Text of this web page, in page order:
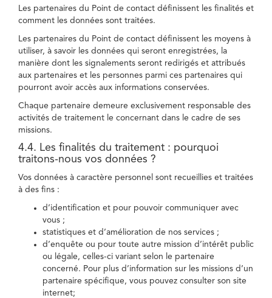
Les partenaires du Point de contact définissent les finalités et
comment les données sont traitées.
Les partenaires du Point de contact définissent les moyens à
utiliser, à savoir les données qui seront enregistrées, la
manière dont les signalements seront redirigés et attribués
aux partenaires et les personnes parmi ces partenaires qui
pourront avoir accès aux informations conservées.
Chaque partenaire demeure exclusivement responsable des
activités de traitement le concernant dans le cadre de ses
missions.
4.4. Les finalités du traitement : pourquoi
traitons-nous vos données ?
Vos données à caractère personnel sont recueillies et traitées
à des fins :
d’identification et pour pouvoir communiquer avec
vous ;
statistiques et d’amélioration de nos services ;
d’enquête ou pour toute autre mission d’intérêt public
ou légale, celles-ci variant selon le partenaire
concerné. Pour plus d’information sur les missions d’un
partenaire spécifique, vous pouvez consulter son site
internet;